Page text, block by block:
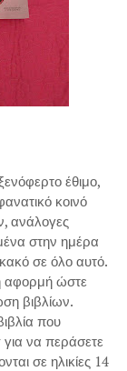
έθιμο,
κοινό
ανάλογες
στην ημέρα
σε όλο αυτό.
αφορμή ώστε
βιβλίων.
που
να περάσετε
σε ηλικίες 14